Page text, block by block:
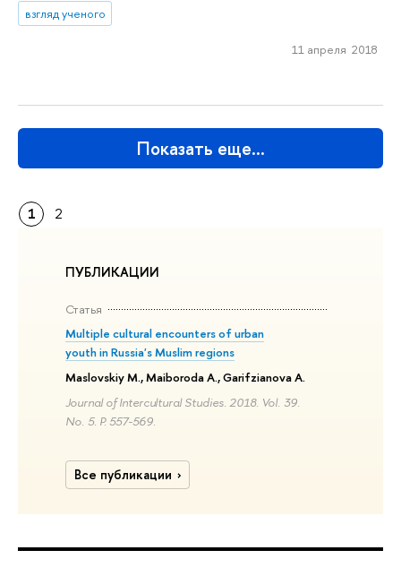
ПУБЛИКАЦИИ
Статья
Multiple cultural encounters of urban
youth in Russia's Muslim regions
Maslovskiy M., Maiboroda A., Garifzianova A.
Journal of Intercultural Studies. 2018. Vol. 39.
No. 5. P. 557-569.
Все публикации
взгляд ученого
11 апреля 2018
Показать еще…
1 2